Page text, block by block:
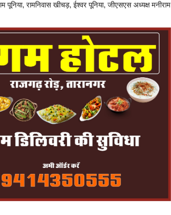
पूनिया, रामनिवास खीचड़, ईश्वर पूनिया, जीएसएस अध्यक्ष मनीराम